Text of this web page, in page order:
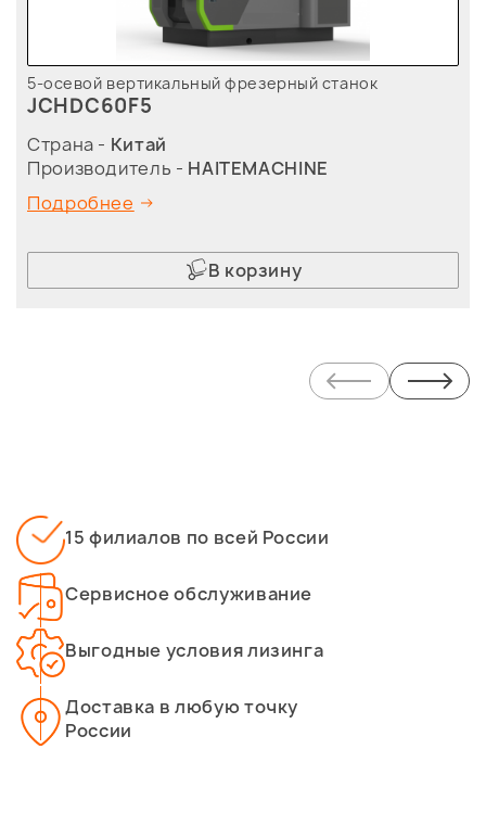
5-осевой вертикальный фрезерный станок
JCHDC60F5
Страна - Китай
Производитель - HAITEMACHINE
Подробнее
В корзину
15 филиалов по всей России
Сервисное обслуживание
Выгодные условия лизинга
Доставка в любую точку
России